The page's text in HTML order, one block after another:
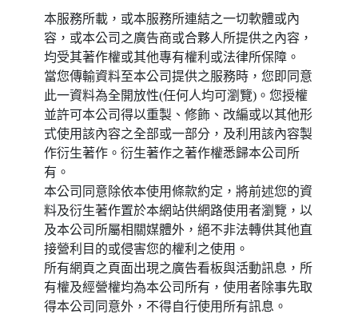
本服務所載，或本服務所連結之一切軟體或內
容，或本公司之廣告商或合夥人所提供之內容，
均受其著作權或其他專有權利或法律所保障。
當您傳輸資料至本公司提供之服務時，您即同意
此一資料為全開放性(任何人均可瀏覽)。您授權
並許可本公司得以重製、修飾、改編或以其他形
式使用該內容之全部或一部分，及利用該內容製
作衍生著作。衍生著作之著作權悉歸本公司所
有。
本公司同意除依本使用條款約定，將前述您的資
料及衍生著作置於本網站供網路使用者瀏覽，以
及本公司所屬相關媒體外，絕不非法轉供其他直
接營利目的或侵害您的權利之使用。
所有網頁之頁面出現之廣告看板與活動訊息，所
有權及經營權均為本公司所有，使用者除事先取
得本公司同意外，不得自行使用所有訊息。